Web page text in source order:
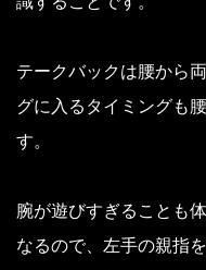
テークバックは腰から
グに入るタイミングも
す。
腕が遊びすぎることも
なるので、左手の親指